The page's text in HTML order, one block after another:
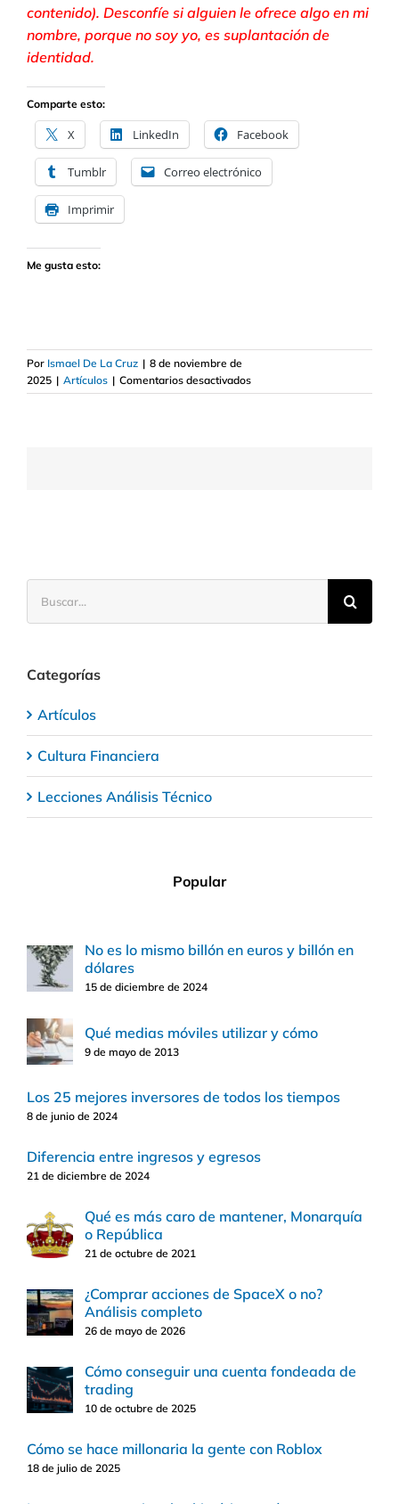
contenido). Desconfíe si alguien le ofrece algo en mi
nombre, porque no soy yo, es suplantación de
identidad.
Comparte esto:
X LinkedIn Facebook
Tumblr Correo electrónico
Imprimir
Me gusta esto:
Por Ismael De La Cruz | 8 de noviembre de
2025 | Artículos | Comentarios desactivadosen
Una
Categorías
Artículos
Cultura Financiera
Lecciones Análisis Técnico
Popular
No es lo mismo billón en euros y billón en
dólares
15 de diciembre de 2024
Qué medias móviles utilizar y cómo
9 de mayo de 2013
Los 25 mejores inversores de todos los tiempos
8 de junio de 2024
Diferencia entre ingresos y egresos
21 de diciembre de 2024
Qué es más caro de mantener, Monarquía
o República
21 de octubre de 2021
¿Comprar acciones de SpaceX o no?
Análisis completo
26 de mayo de 2026
Cómo conseguir una cuenta fondeada de
trading
10 de octubre de 2025
Cómo se hace millonaria la gente con Roblox
18 de julio de 2025